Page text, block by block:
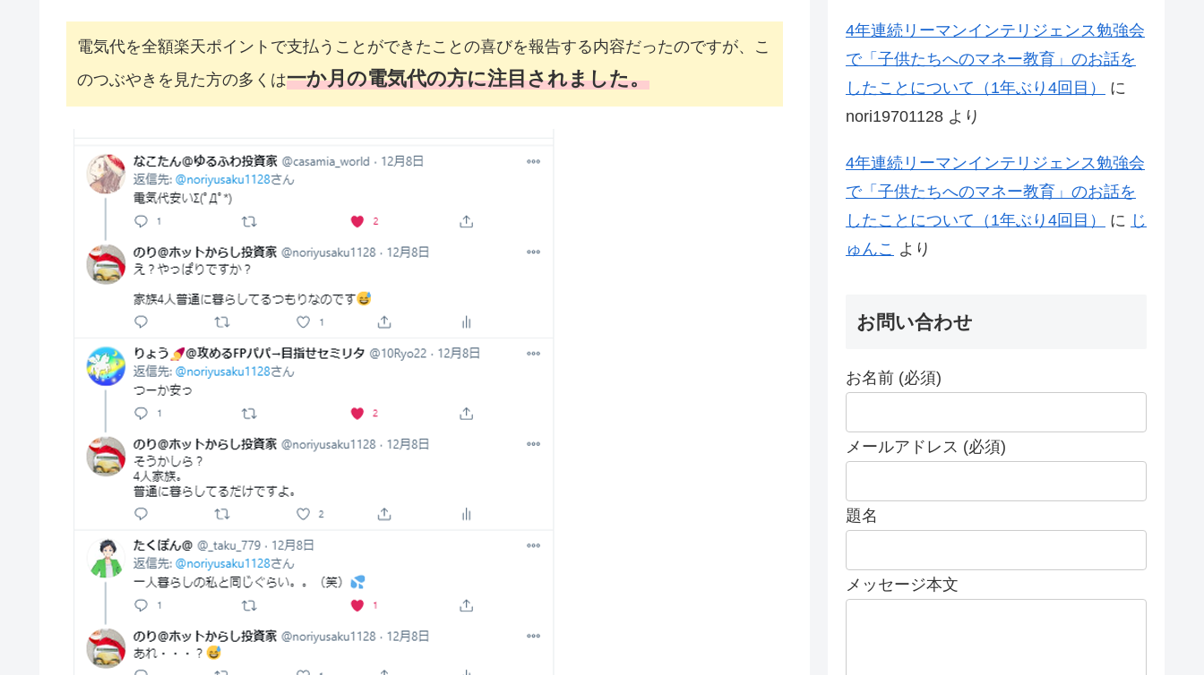
電気代を全額楽天ポイントで支払うことができたことの喜びを報告する内容だったのですが、こ
のつぶやきを見た方の多くは一か月の電気代の方に注目されました。
4年連続リーマンインテリジェンス勉強会
で「子供たちへのマネー教育」のお話を
したことについて（1年ぶり4回目）
に
nori19701128 より
4年連続リーマンインテリジェンス勉強会
で「子供たちへのマネー教育」のお話を
したことについて（1年ぶり4回目）
に じ
ゅんこ より
お問い合わせ
お名前 (必須)
メールアドレス (必須)
題名
メッセージ本文